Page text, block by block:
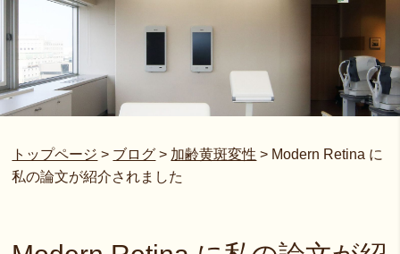
トップページ > ブログ > 加齢黄斑変性 > Modern Retina に
私の論文が紹介されました